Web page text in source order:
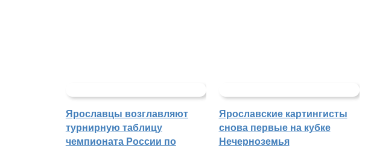
Ярославцы возглавляют
турнирную таблицу
чемпионата России по
Ярославские картингисты
снова первые на кубке
Нечерноземья